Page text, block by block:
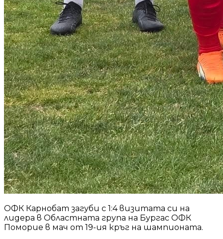
ОФК Карнобат загуби с 1:4 визитата си на
лидера в Областната група на Бургас ОФК
Поморие в мач от 19-ия кръг на шампионата.